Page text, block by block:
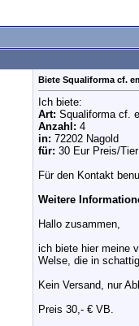
Biete Squaliforma cf.
Ich biete:
Art: Squaliforma cf.
Anzahl: 4
in: 72202 Nagold
für: 30 Eur Preis/
Für den Kontakt
Weitere
Hallo zusammen,
ich biete hier meine
Welse, die in
Kein Versand, nur
Preis 30,- € VB.